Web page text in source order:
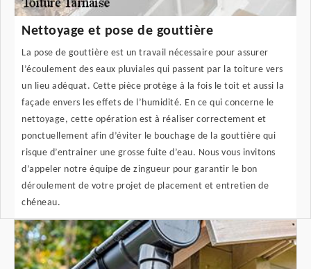
Nettoyage et pose de gouttière
La pose de gouttière est un travail nécessaire pour assurer
l’écoulement des eaux pluviales qui passent par la toiture vers
un lieu adéquat. Cette pièce protège à la fois le toit et aussi la
façade envers les effets de l’humidité. En ce qui concerne le
nettoyage, cette opération est à réaliser correctement et
ponctuellement afin d’éviter le bouchage de la gouttière qui
risque d’entrainer une grosse fuite d’eau. Nous vous invitons
d’appeler notre équipe de zingueur pour garantir le bon
déroulement de votre projet de placement et entretien de
chéneau.